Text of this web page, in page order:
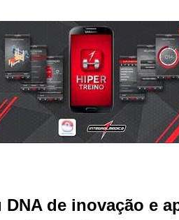
DNA de inovação e